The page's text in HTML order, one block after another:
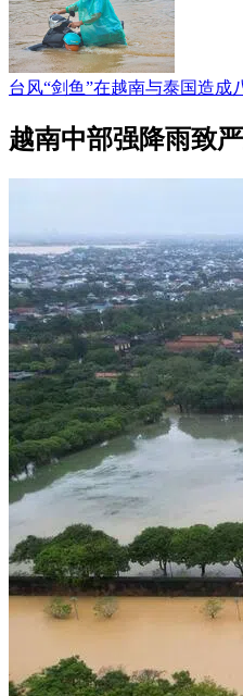
台风“剑鱼”在越南与泰国造成
越南中部强降雨致